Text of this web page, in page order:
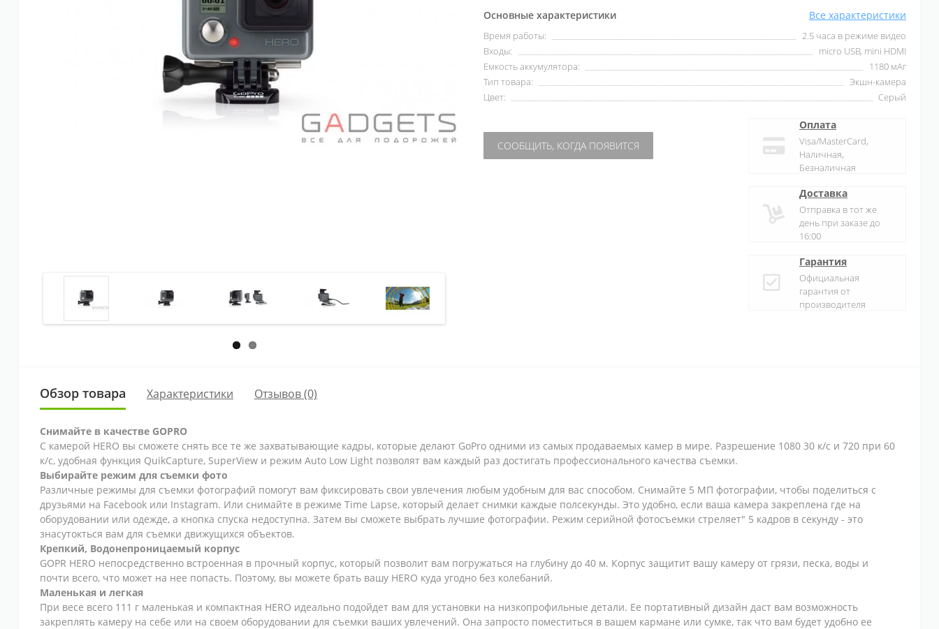
Основные характеристики Все характеристики
Время работы:
2.5 часа в режиме видео
Входы:
micro USB, mini HDMI
Емкость аккумулятора:
1180 мАг
Тип товара:
Экшн-камера
Цвет:
Серый
СООБЩИТЬ, КОГДА ПОЯВИТСЯ
Оплата
Visa/MasterCard,
Наличная,
Безналичная
Доставка
Отправка в тот же
день при заказе до
16:00
Гарантия
Официальная
гарантия от
производителя
Обзор товара Характеристики Отзывов (0)
Снимайте в качестве GOPRO
С камерой HERO вы сможете снять все те же захватывающие кадры, которые делают GoPro одними из самых продаваемых камер в мире. Разрешение 1080 30 к/с и 720 при 60
к/с, удобная функция QuikCapture, SuperView и режим Auto Low Light позволят вам каждый раз достигать профессионального качества съемки.
Выбирайте режим для съемки фото
Различные режимы для съемки фотографий помогут вам фиксировать свои увлечения любым удобным для вас способом. Снимайте 5 МП фотографии, чтобы поделиться с
друзьями на Facebook или Instagram. Или снимайте в режиме Time Lapse, который делает снимки каждые полсекунды. Это удобно, если ваша камера закреплена где на
оборудовании или одежде, а кнопка спуска недоступна. Затем вы сможете выбрать лучшие фотографии. Режим серийной фотосъемки стреляет" 5 кадров в секунду - это
знасутокться вам для съемки движущихся объектов.
Крепкий, Водонепроницаемый корпус
GOPR HERO непосредственно встроенная в прочный корпус, который позволит вам погружаться на глубину до 40 м. Корпус защитит вашу камеру от грязи, песка, воды и
почти всего, что может на нее попасть. Поэтому, вы можете брать вашу HERO куда угодно без колебаний.
Маленькая и легкая
При весе всего 111 г маленькая и компактная HERO идеально подойдет вам для установки на низкопрофильные детали. Ее портативный дизайн даст вам возможность
закреплять камеру на себе или на своем оборудовании для съемки ваших увлечений. Она запросто поместиться в вашем кармане или сумке, так что вам будет удобно ее